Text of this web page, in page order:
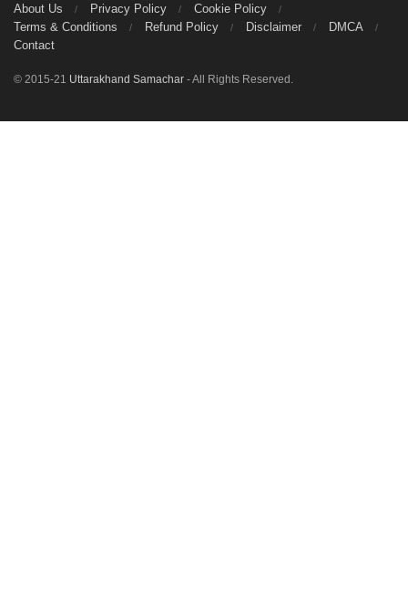
About Us Privacy Policy
Cookie Policy
Terms & Conditions
Refund Policy Disclaimer
DMCA
Contact
© 2015-21 Uttarakhand Samachar - All Rights Reserved.